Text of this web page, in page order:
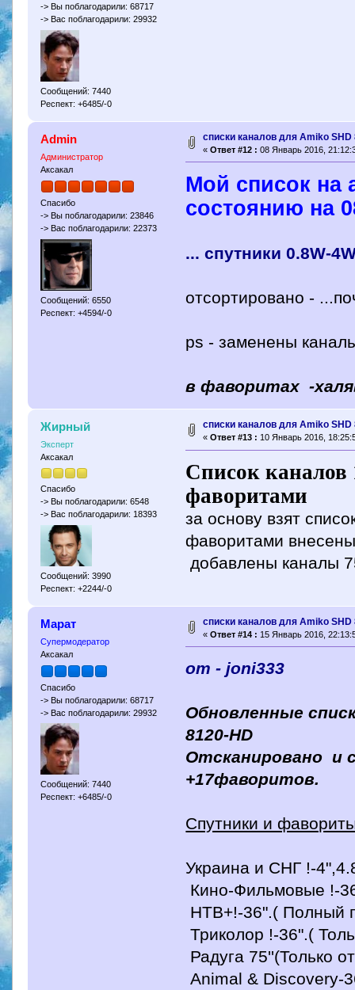
-> Вы поблагодарили: 68717
-> Вас поблагодарили: 29932
Сообщений: 7440
Респект: +6485/-0
Admin
Администратор
Аксакал
Спасибо
-> Вы поблагодарили: 23846
-> Вас поблагодарили: 22373
Сообщений: 6550
Респект: +4594/-0
списки каналов для Amiko SHD
« Ответ #12 : 08 Январь 2016,
Мой список на
состоянию на
... спутники 0.8W-
отсортировано -
ps - заменены
в фаворитах -
Жирный
Эксперт
Аксакал
Спасибо
-> Вы поблагодарили: 6548
-> Вас поблагодарили: 18393
Сообщений: 3990
Респект: +2244/-0
списки каналов для Amiko SHD
« Ответ #13 : 10 Январь 2016,
Список каналов
фаворитами
за основу взят
фаворитами
добавлены каналы
Марат
Супермодератор
Аксакал
Спасибо
-> Вы поблагодарили: 68717
-> Вас поблагодарили: 29932
Сообщений: 7440
Респект: +6485/-0
списки каналов для Amiko SHD
« Ответ #14 : 15 Январь 2016,
от - joni333
Обновленные
8120-HD
Отсканировано и
+17фаворитов.
Спутники и
Украина и СНГ !-
Кино-Фильмовые !-
НТВ+!-36".( Полный
Триколор !-36".(
Радуга 75''(Только
Animal & Discovery-